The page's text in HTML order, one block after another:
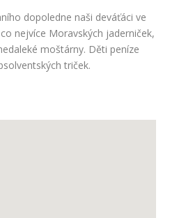
dopoledne naši deváťáci ve
nejvíce Moravských jaderniček,
moštárny. Děti peníze
triček.